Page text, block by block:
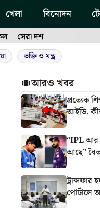
খেলা বিনোদন
সেরা দশ
ভক্তি ও মন্ত্র
আরও খবর
প্রত্যেক
আইডি,
“IPL আর
আছে”
ট্রান্সফার
পোর্টালে